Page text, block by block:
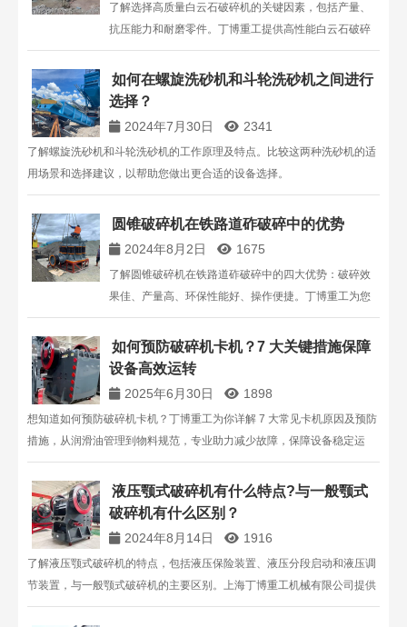
了解选择高质量白云石破碎机的关键因素，包括产量、
抗压能力和耐磨零件。丁博重工提供高性能白云石破碎
设备，适用于建材、陶瓷、玻璃等多领域需求。
如何在螺旋洗砂机和斗轮洗砂机之间进行
选择？
2024年7月30日 2341
了解螺旋洗砂机和斗轮洗砂机的工作原理及特点。比较这两种洗砂机的适
用场景和选择建议，以帮助您做出更合适的设备选择。
圆锥破碎机在铁路道砟破碎中的优势
2024年8月2日 1675
了解圆锥破碎机在铁路道砟破碎中的四大优势：破碎效
果佳、产量高、环保性能好、操作便捷。丁博重工为您
提供高效可靠的圆锥破碎机解决方案，助力铁路道砟生
产。
如何预防破碎机卡机？7 大关键措施保障
设备高效运转
2025年6月30日 1898
想知道如何预防破碎机卡机？丁博重工为你详解 7 大常见卡机原因及预防
措施，从润滑油管理到物料规范，专业助力减少故障，保障设备稳定运
行。
液压颚式破碎机有什么特点?与一般颚式
破碎机有什么区别？
2024年8月14日 1916
了解液压颚式破碎机的特点，包括液压保险装置、液压分段启动和液压调
节装置，与一般颚式破碎机的主要区别。上海丁博重工机械有限公司提供
高效液压颚式破碎机解决方案，满足各种工业需求。